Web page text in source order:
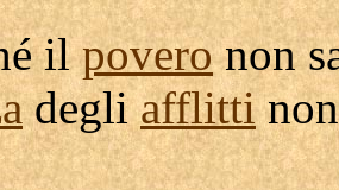
ilpoveronon
degliafflitti